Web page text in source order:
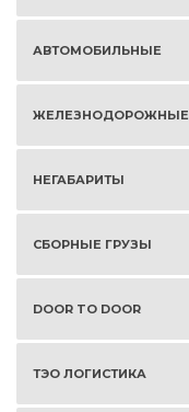
АВТОМОБИЛЬНЫЕ
ЖЕЛЕЗНОДОРОЖНЫЕ
НЕГАБАРИТЫ
СБОРНЫЕ ГРУЗЫ
DOOR TO DOOR
ТЭО ЛОГИСТИКА